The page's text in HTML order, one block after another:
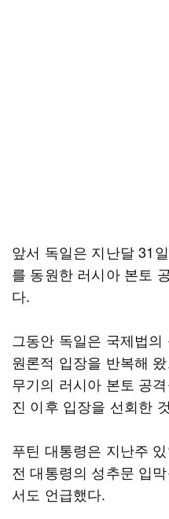
앞서 독일은 지난달 31
를 동원한 러시아 본토
다.
그동안 독일은 국제법
원론적 입장을 반복해
무기의 러시아 본토 공
진 이후 입장을 선회한
푸틴 대통령은 지난주
전 대통령의 성추문 입
서도 언급했다.